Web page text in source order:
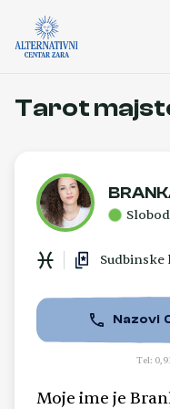
Tarot
Sudbinske
Nazovi
Tel:
Moje ime je